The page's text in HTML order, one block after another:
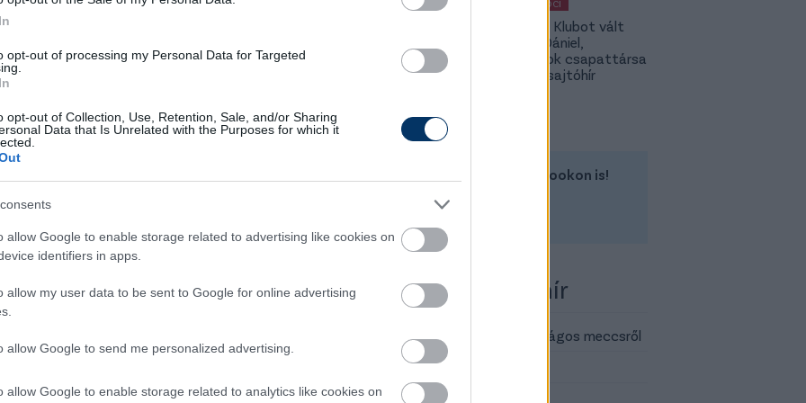
opt-out of processing my Personal Data for Targeted
opt-out of Collection, Use, Retention, Sale, and/or Sharing
Data that Is Unrelated with the Purposes for which it
allow Google to enable storage related to advertising like cookies on
identifiers in apps.
allow my user data to be sent to Google for online advertising
allow Google to send me personalized advertising.
allow Google to enable storage related to analytics like cookies on
Ludogorec: Beszóltak a
a pálya állapotára
azt írják, a Groupama Aréna játéktere
optimális állapotban a BL-visszavágó előtt.
MAGYAR FOCI
Légiósok: Klubot vált
Gazdag Dániel,
világbajnok csapattársa
is lehet - sajtóhír
Kövess minket a Facebookon is!
csakfoci.hu
Még több Fradi-hír
Élő a Real Madrid elleni barátságos meccsről
Így állnak fel a csapatok
Így alakul az NBI 3. fordulója